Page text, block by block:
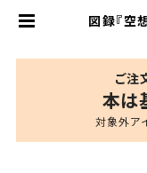
図録『空
ご注
本は
対象外ア